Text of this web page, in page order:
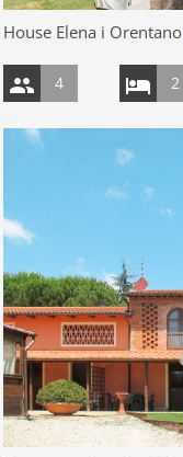
House Elena i Orentano
4 2